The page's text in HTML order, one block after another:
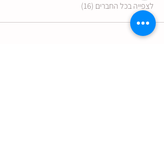
לצפייה בכל החברים (16)